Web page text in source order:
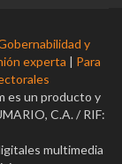
y
experta | Para
es un producto y
C.A. / RIF:
multimedia